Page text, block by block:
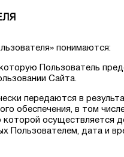
понимаются:
Пользователь
Сайта.
передаются в
обеспечения, в том
осуществляется
Пользователем, дата и